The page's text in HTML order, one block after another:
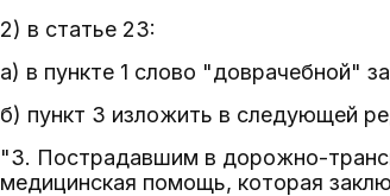
2) в статье 23:
а) в пункте 1 слово "доврачебной"
б) пункт 3 изложить в следующей
"3. Пострадавшим в дорожно-
медицинская помощь, которая